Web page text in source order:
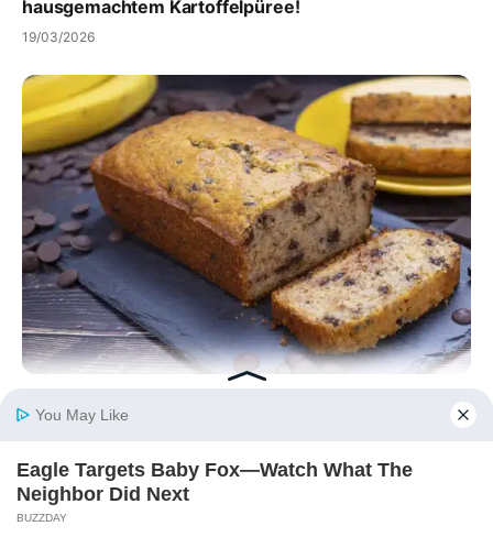
hausgemachtem Kartoffelpüree!
19/03/2026
Ein Bananenbrot ohne Ei, das alle
18/03/2026